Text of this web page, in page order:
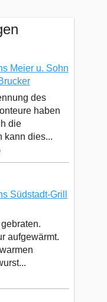
Meier u. Sohn
des
haben
die
kann dies...
Südstadt-Grill
aufgewärmt.